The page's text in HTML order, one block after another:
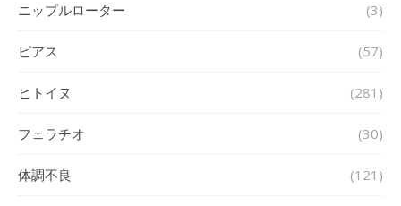
ニップルローター (3)
ピアス (57)
ヒトイヌ (281)
フェラチオ (30)
体調不良 (121)